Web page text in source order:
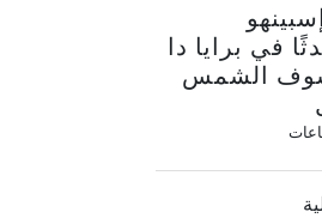
في برايا دا
كسوف الشمس